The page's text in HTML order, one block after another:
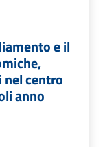
e il
centro
anno